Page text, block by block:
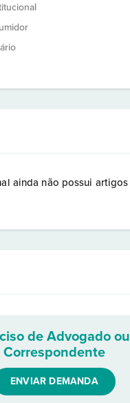
ainda não possui artigos
de Advogado ou
Correspondente
ENVIAR DEMANDA